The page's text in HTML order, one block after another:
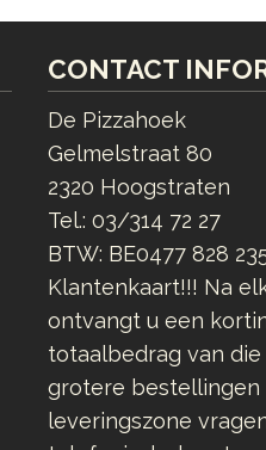
CONTACT
De Pizzahoek
Gelmelstraat 80
2320 Hoogstraten
Tel.: 03/314 72 27
BTW: BE0477 828
Klantenkaart!!! Na
ontvangt u een
totaalbedrag van
grotere bestellingen
leveringszone